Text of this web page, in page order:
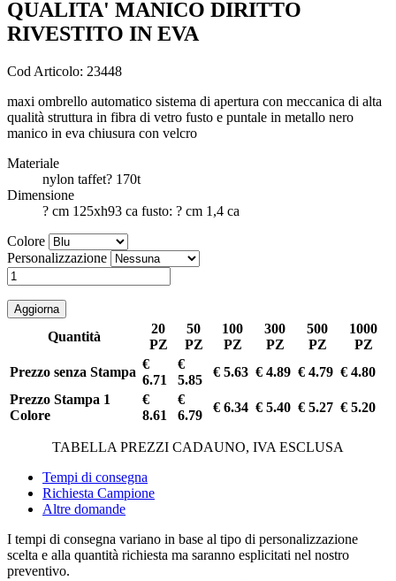
QUALITA' MANICO DIRITTO
RIVESTITO IN EVA
Cod Articolo: 23448
maxi ombrello automatico sistema di apertura con meccanica di alta
qualità struttura in fibra di vetro fusto e puntale in metallo nero
manico in eva chiusura con velcro
Materiale
nylon taffet? 170t
Dimensione
? cm 125xh93 ca fusto: ? cm 1,4 ca
Colore
Personalizzazione
Quantità
20
PZ
50
PZ
100
PZ
300
PZ
500
PZ
1000
PZ
Prezzo senza Stampa
€
6.71
€
5.85
€ 5.63 € 4.89 € 4.79 € 4.80
Prezzo Stampa 1
Colore
€
8.61
€
6.79
€ 6.34 € 5.40 € 5.27 € 5.20
TABELLA PREZZI CADAUNO, IVA ESCLUSA
Tempi di consegna
Richiesta Campione
Altre domande
I tempi di consegna variano in base al tipo di personalizzazione
scelta e alla quantità richiesta ma saranno esplicitati nel nostro
preventivo.